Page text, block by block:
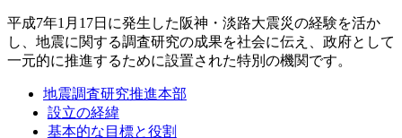
平成7年1月17日に発生した阪神・淡路大震災の経験を活か
し、地震に関する調査研究の成果を社会に伝え、政府として
一元的に推進するために設置された特別の機関です。
地震調査研究推進本部
設立の経緯
基本的な目標と役割